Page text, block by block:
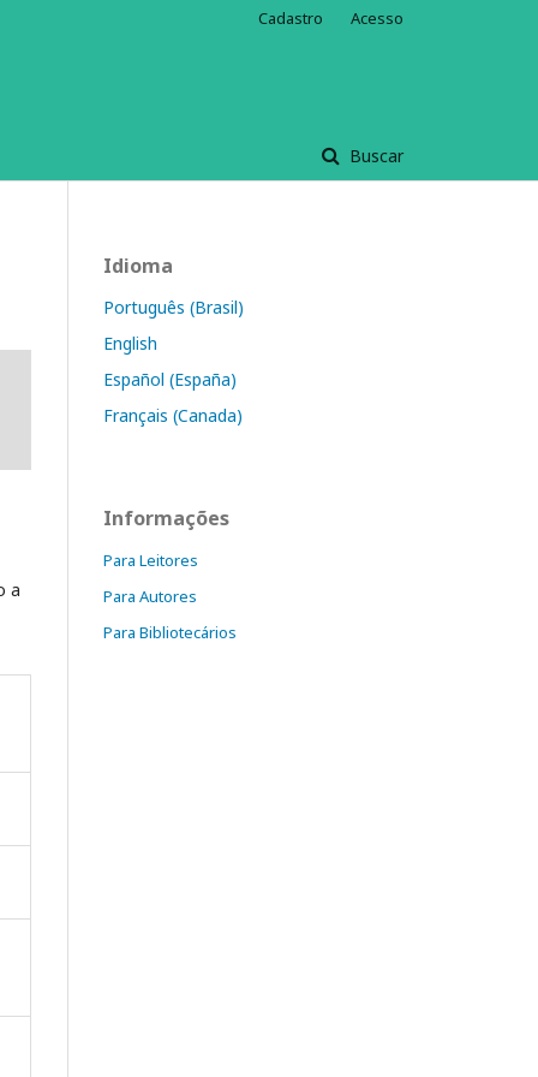
Buscar
Cadastro Acesso
a
Idioma
Português (Brasil)
English
Español (España)
Français (Canada)
Informações
Para Leitores
Para Autores
Para Bibliotecários